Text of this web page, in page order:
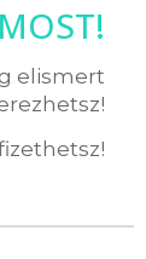
elismert